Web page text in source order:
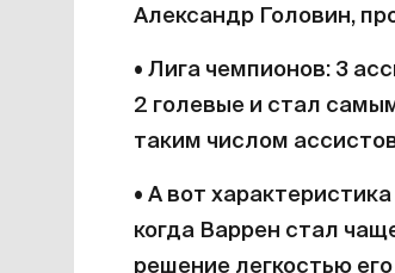
Александр Головин,
• Лига чемпионов: 3
2 голевые и стал
таким числом
• А вот
когда Варрен стал
решение легкостью